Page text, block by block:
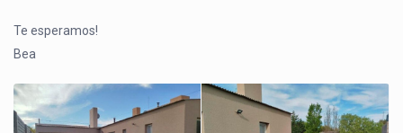
Te esperamos!
Bea